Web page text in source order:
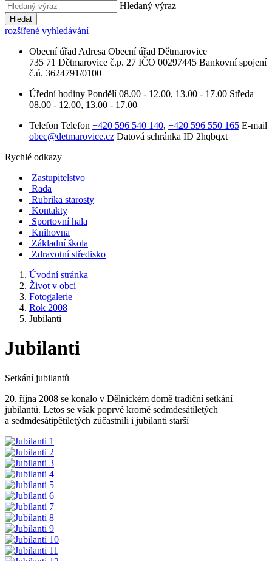
Hledaný výraz
Hledat
rozšířené vyhledávání
Obecní úřad Adresa Obecní úřad Dětmarovice
735 71 Dětmarovice č.p. 27 IČO 00297445 Bankovní spojení
č.ú. 3624791/0100
Úřední hodiny Pondělí 08.00 - 12.00, 13.00 - 17.00 Středa
08.00 - 12.00, 13.00 - 17.00
Telefon Telefon +420 596 540 140, +420 596 550 165 E-mail
obec@detmarovice.cz Datová schránka ID 2hqbqxt
Rychlé odkazy
Zastupitelstvo
Rada
Rubrika starosty
Kontakty
Sportovní hala
Knihovna
Základní škola
Zdravotní středisko
Úvodní stránka
Život v obci
Fotogalerie
Rok 2008
Jubilanti
Jubilanti
Setkání jubilantů
20. října 2008 se konalo v Dělnickém domě tradiční setkání
jubilantů. Letos se však poprvé kromě sedmdesátiletých
a sedmdesátipětiletých zúčastnili i jubilanti starší